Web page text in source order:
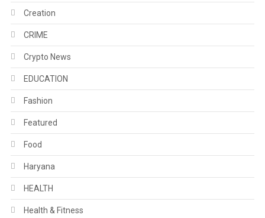
Creation
CRIME
Crypto News
EDUCATION
Fashion
Featured
Food
Haryana
HEALTH
Health & Fitness